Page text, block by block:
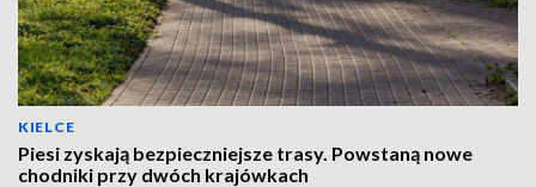
KIELCE
Piesi zyskają bezpieczniejsze trasy. Powstaną nowe
chodniki przy dwóch krajówkach